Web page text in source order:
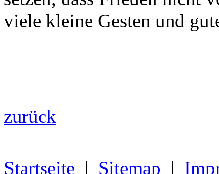
viele kleine Gesten und
zurück
Startseite | Sitemap |